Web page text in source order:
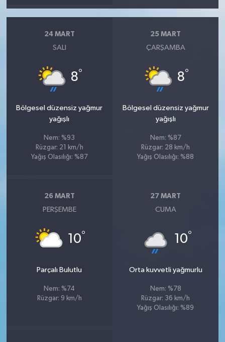
24 MART
SALI
8°
Bölgesel düzensiz yağmur
yağışlı
Nem: %93
Rüzgar: 21 km/h
Yağış Olasılığı: %87
25 MART
ÇARŞAMBA
8°
Bölgesel düzensiz yağmur
yağışlı
Nem: %87
Rüzgar: 28 km/h
Yağış Olasılığı: %88
26 MART
PERŞEMBE
10°
Parçalı Bulutlu
Nem: %74
Rüzgar: 9 km/h
27 MART
CUMA
10°
Orta kuvvetli yağmurlu
Nem: %78
Rüzgar: 36 km/h
Yağış Olasılığı: %89